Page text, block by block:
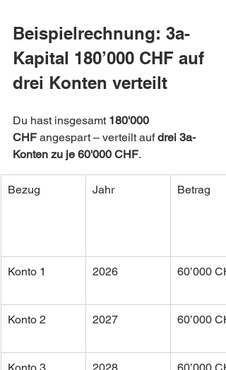
Beispielrechnung: 3a-
Kapital 180’000 CHF auf
drei Konten verteilt
Du hast insgesamt 180'000
CHF angespart – verteilt auf drei 3a-
Konten zu je 60'000 CHF.
Bezug Jahr Betrag
Konto 1 2026 60’000
Konto 2 2027 60’000